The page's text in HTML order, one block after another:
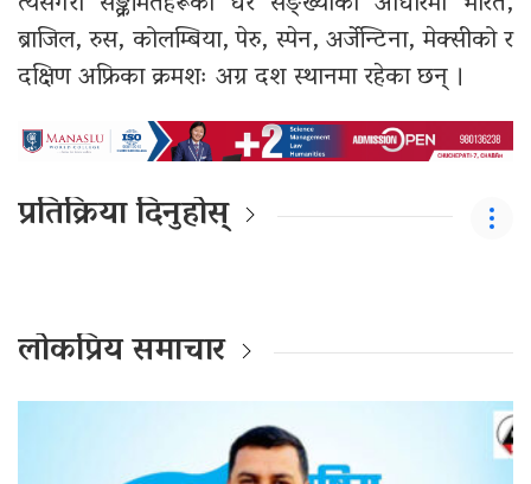
ब्राजिल, रुस, कोलम्बिया, पेरु, स्पेन, अर्जेन्टिना, मेक्सीको र
दक्षिण अफ्रिका क्रमशः अग्र दश स्थानमा रहेका छन् ।
प्रतिक्रिया दिनुहोस्
लोकप्रिय समाचार